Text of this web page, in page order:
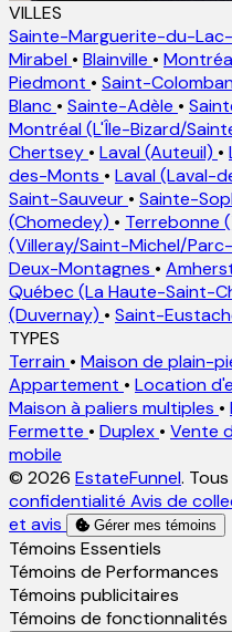
VILLES
Sainte-Marguerite-du-
Mirabel • Blainville •
Piedmont • Saint-Colomban
Blanc • Sainte-Adèle •
Montréal (L'Île-Bizard/
Chertsey • Laval (Auteuil) •
des-Monts • Laval (Laval-
Saint-Sauveur • Sainte-
(Chomedey) • Terrebonne
(Villeray/Saint-Michel/
Deux-Montagnes •
Québec (La Haute-Saint-
(Duvernay) • Saint-
TYPES
Terrain • Maison de plain-
Appartement • Location
Maison à paliers multiples •
Fermette • Duplex • Vente
mobile
© 2026 EstateFunnel.
confidentialité Avis de
et avis
Gérer mes témoins
Activer
Témoins Essentiels
Activer
Témoins de Performances
Activer
Témoins publicitaires
Activer
Témoins de fonctionnalités